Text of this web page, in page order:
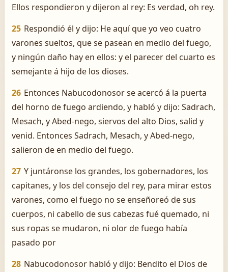
Ellos respondieron y dijeron al rey: Es verdad, oh rey.
25 Respondió él y dijo: He aquí que yo veo cuatro
varones sueltos, que se pasean en medio del fuego,
y ningún daño hay en ellos: y el parecer del cuarto es
semejante á hijo de los dioses.
26 Entonces Nabucodonosor se acercó á la puerta
del horno de fuego ardiendo, y habló y dijo: Sadrach,
Mesach, y Abed-nego, siervos del alto Dios, salid y
venid. Entonces Sadrach, Mesach, y Abed-nego,
salieron de en medio del fuego.
27 Y juntáronse los grandes, los gobernadores, los
capitanes, y los del consejo del rey, para mirar estos
varones, como el fuego no se enseñoreó de sus
cuerpos, ni cabello de sus cabezas fué quemado, ni
sus ropas se mudaron, ni olor de fuego había
pasado por
28 Nabucodonosor habló y dijo: Bendito el Dios de